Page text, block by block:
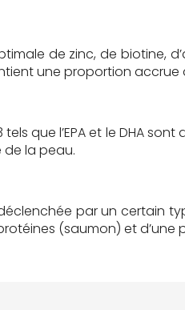
de zinc, de biotine,
une proportion accrue
que l’EPA et le DHA
de la peau.
par un certain
(saumon) et